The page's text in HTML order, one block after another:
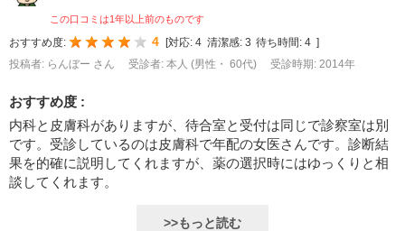
この口コミは1年以上前のものです
おすすめ度: 4 [対応: 4 清潔感: 3 待ち時間: 4 ]
投稿者: らんぼー さん
受診者: 本人 (男性・ 60代) 受診時期: 2014年
おすすめ度 :
内科と皮膚科がありますが、待合室と受付は同じで診察室は別
です。受診しているのは皮膚科で年配の女医さんです。診断結
果を的確に説明してくれますが、薬の選択時にはゆっくりと相
談してくれます。
>>もっと読む